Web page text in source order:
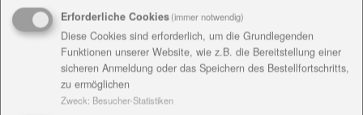
dienstags14:00 – 16:00 sowie nach Vereinbarung
Kontakt:Christina Fette (Quartiersmanagerin),
Begegnungsstätte Quartiershaus am Ringelberg
Erforderliche Cookies(immer notwendig)
Diese Cookies sind erforderlich, um die Grundlegenden
Funktionen unserer Website, wie z.B. die Bereitstellung einer
sicheren Anmeldung oder das Speichern des Bestellfortschritts,
zu ermöglichen
Zweck: Besucher-Statistiken